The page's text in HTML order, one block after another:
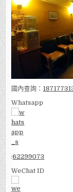
國內查詢：
Whatsapp
:62299073
WeChat ID